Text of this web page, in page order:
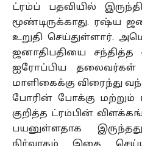
ட்ரம்ப் பதவியில்
மூண்டிருக்காது. ரஷ்ய
உறுதி செய்துள்ளார்.
ஜனாதிபதியை சந்தித்த
ஐரோப்பிய
மாளிகைக்கு விரைந்து
போரின் போக்கு மற்றும்
குறித்த ட்ரம்பின்
பயனுள்ளதாக